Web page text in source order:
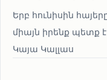
Երբ հունիսին
միայն իրենք պետք
Կայա Կալլաս